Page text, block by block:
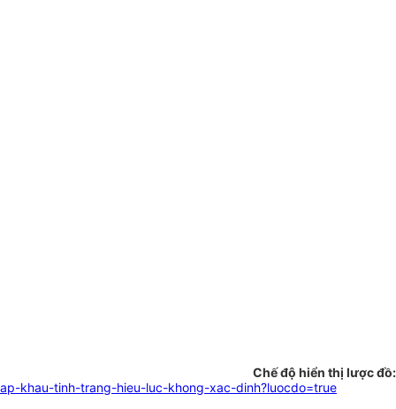
Chế độ hiển thị lược đồ:
khau-tinh-trang-hieu-luc-khong-xac-dinh?luocdo=true